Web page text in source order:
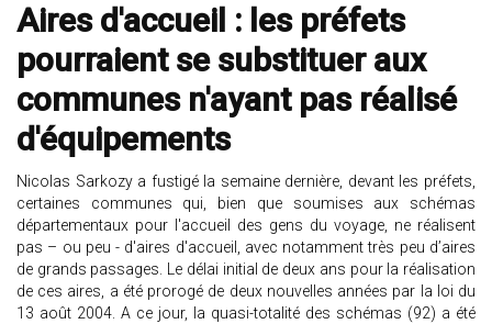
Aires d'accueil : les préfets
pourraient se substituer aux
communes n'ayant pas réalisé
d'équipements
Nicolas Sarkozy a fustigé la semaine dernière, devant les préfets,
certaines communes qui, bien que soumises aux schémas
départementaux pour l'accueil des gens du voyage, ne réalisent
pas – ou peu - d'aires d'accueil, avec notamment très peu d’aires
de grands passages. Le délai initial de deux ans pour la réalisation
de ces aires, a été prorogé de deux nouvelles années par la loi du
13 août 2004. A ce jour, la quasi-totalité des schémas (92) a été